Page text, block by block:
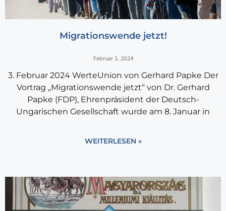
Migrationswende jetzt!
Februar 3, 2024
3. Februar 2024 WerteUnion von Gerhard Papke Der
Vortrag „Migrationswende jetzt“ von Dr. Gerhard
Papke (FDP), Ehrenpräsident der Deutsch-
Ungarischen Gesellschaft wurde am 8. Januar in
WEITERLESEN »